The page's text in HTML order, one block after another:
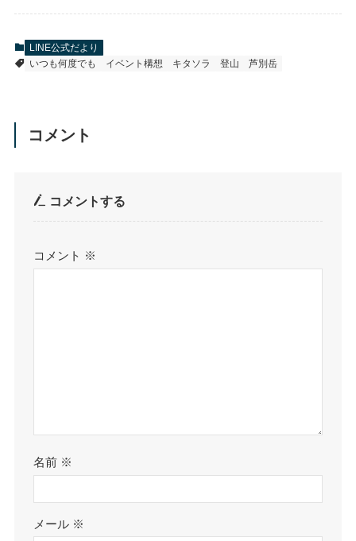
LINE公式だより
いつも何度でも
イベント構想 キタソラ 登山 芦別岳
コメント
コメントする
コメント ※
名前 ※
メール ※